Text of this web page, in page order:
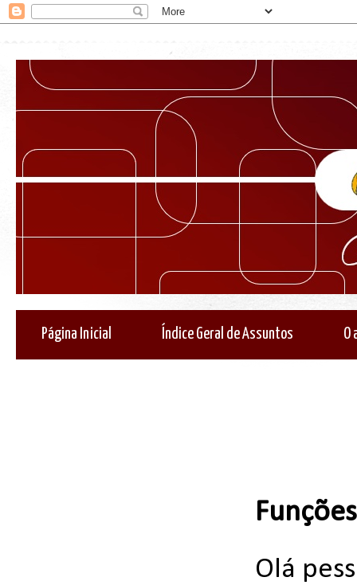
Página Inicial Índice Geral de Assuntos O
Olá